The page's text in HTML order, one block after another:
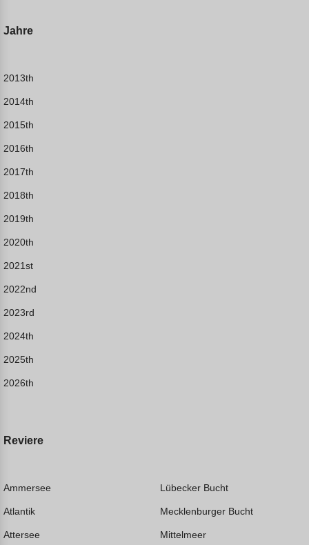
Jahre
2013th
2014th
2015th
2016th
2017th
2018th
2019th
2020th
2021st
2022nd
2023rd
2024th
2025th
2026th
Reviere
Ammersee
Atlantik
Attersee
Lübecker Bucht
Mecklenburger Bucht
Mittelmeer